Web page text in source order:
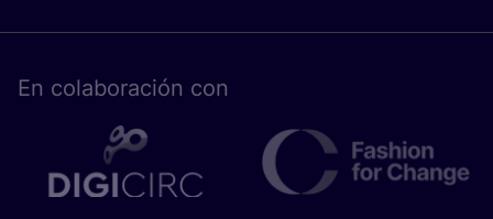
En cola­bo­ra­ción con